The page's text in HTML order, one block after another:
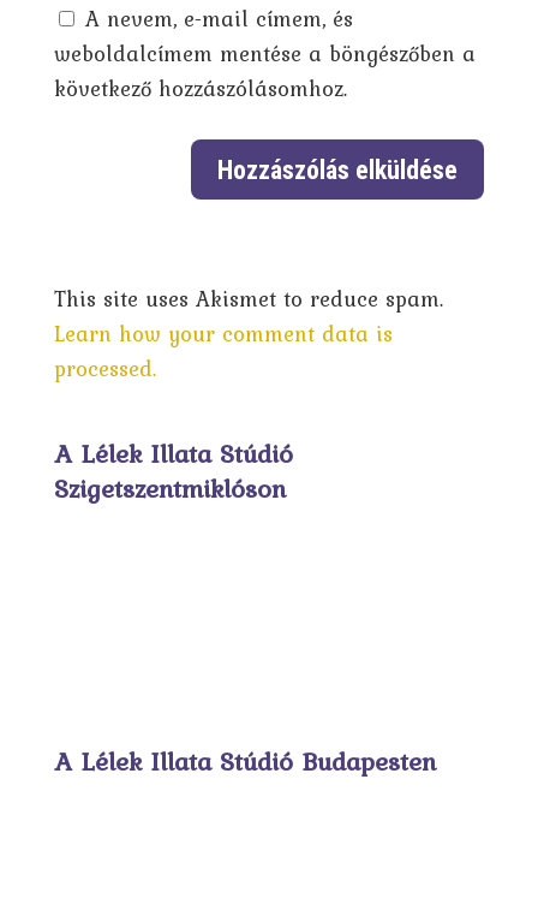
A nevem, e-mail címem, és
weboldalcímem mentése a böngészőben a
következő hozzászólásomhoz.
This site uses Akismet to reduce spam.
Learn how your comment data is
processed.
A Lélek Illata Stúdió
Szigetszentmiklóson
A Lélek Illata Stúdió Budapesten